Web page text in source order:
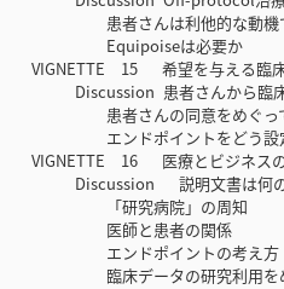
患者さんは利他的な動機で
Equipoiseは必要か
VIGNETTE 15 希望を与える臨
Discussion 患者さんから臨床
患者さんの同意をめぐっ
エンドポイントをどう設定
VIGNETTE 16 医療とビジネス
Discussion 説明文書は何の
「研究病院」の周知
医師と患者の関係
エンドポイントの考え方
臨床データの研究利用をめ